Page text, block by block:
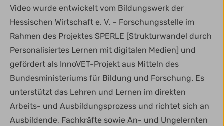
Video wurde entwickelt vom Bildungswerk der
Hessischen Wirtschaft e. V. – Forschungsstelle im
Rahmen des Projektes SPERLE [Strukturwandel durch
Personalisiertes Lernen mit digitalen Medien] und
gefördert als InnoVET-Projekt aus Mitteln des
Bundesministeriums für Bildung und Forschung. Es
unterstützt das Lehren und Lernen im direkten
Arbeits- und Ausbildungsprozess und richtet sich an
Ausbildende, Fachkräfte sowie An- und Ungelernten